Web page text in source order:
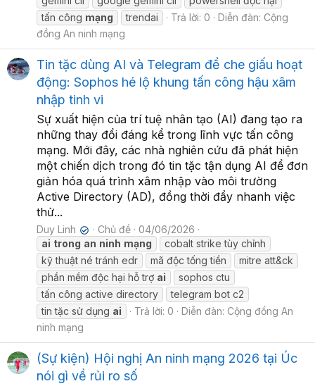
tấn công mạng trendai Trả lời: 0 Diễn đàn: Cộng
đồng An ninh mạng
Tin tặc dùng AI và Telegram để che giấu hoạt
động: Sophos hé lộ khung tấn công hậu xâm
nhập tinh vi
Sự xuất hiện của trí tuệ nhân tạo (AI) đang tạo ra
những thay đổi đáng kể trong lĩnh vực tấn công
mạng. Mới đây, các nhà nghiên cứu đã phát hiện
một chiến dịch trong đó tin tặc tận dụng AI để đơn
giản hóa quá trình xâm nhập vào môi trường
Active Directory (AD), đồng thời đẩy nhanh việc
thử...
Duy Linh ✔ Chủ đề
04/06/2026
ai trong an ninh mạng
cobalt strike tùy chỉnh
kỹ thuật né tránh edr
mã độc tống tiền
mitre att&ck
phần mềm độc hại hỗ trợ ai
sophos ctu
tấn công active directory
telegram bot c2
tin tặc sử dụng ai Trả lời: 0 Diễn đàn: Cộng đồng An
ninh mạng
(Sự kiện) Hội nghị An ninh mạng 2026 tại Úc
nói gì về rủi ro số